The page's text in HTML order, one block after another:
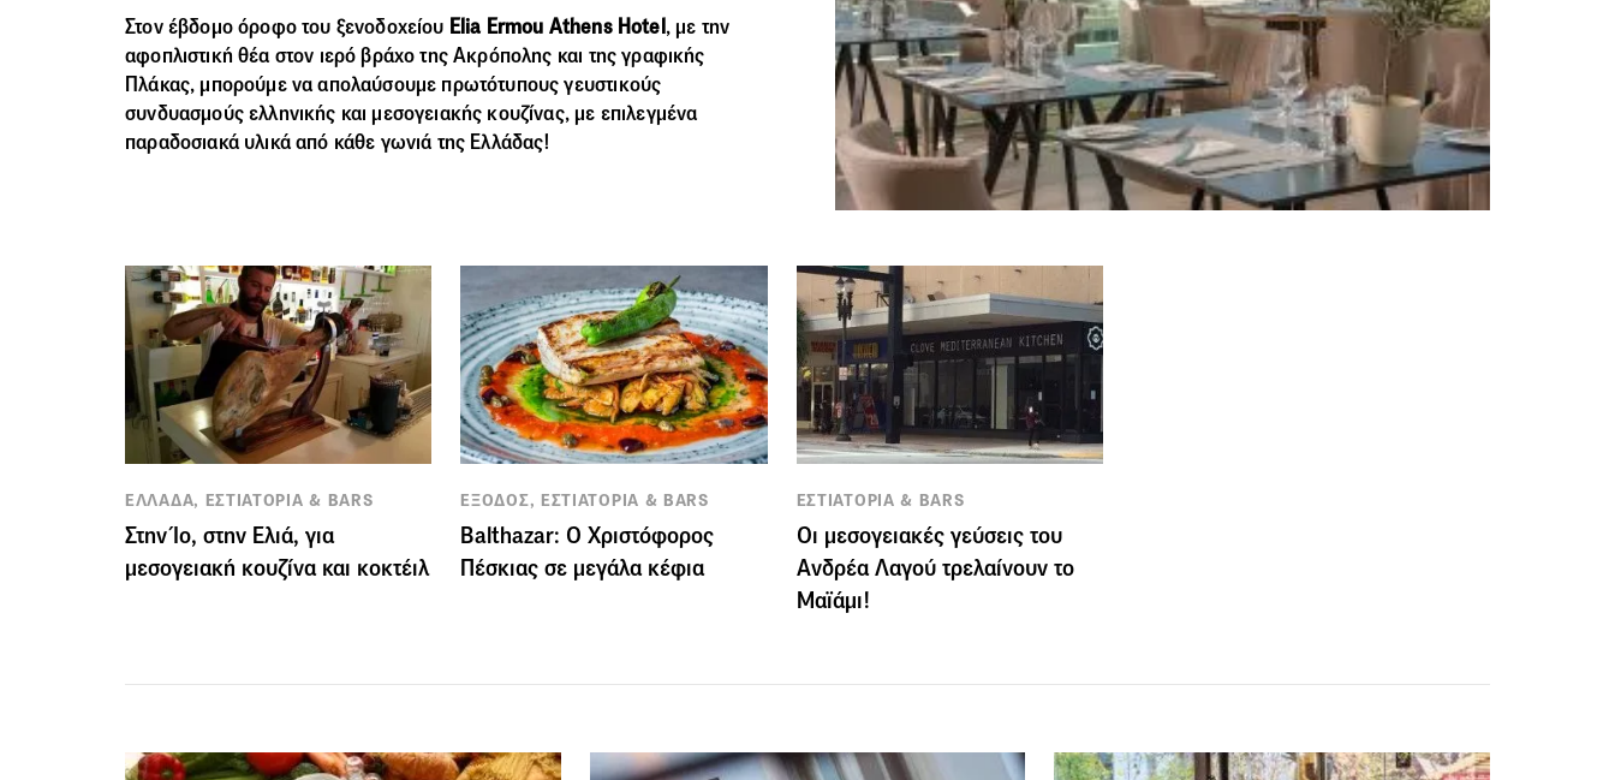
Στον έβδομο όροφο του ξενοδοχείου Elia Ermou Athens Hotel, με την
αφοπλιστική θέα στον ιερό βράχο της Ακρόπολης και της γραφικής
Πλάκας, μπορούμε να απολαύσουμε πρωτότυπους γευστικούς
συνδυασμούς ελληνικής και μεσογειακής κουζίνας, με επιλεγμένα
παραδοσιακά υλικά από κάθε γωνιά της Ελλάδας!
ΕΛΛΑΔΑ, ΕΣΤΙΑΤΟΡΙΑ & BARS
Στην Ίο, στην Ελιά, για
μεσογειακή κουζίνα και κοκτέιλ
ΕΞΟΔΟΣ, ΕΣΤΙΑΤΟΡΙΑ & BARS
Balthazar: Ο Χριστόφορος
Πέσκιας σε μεγάλα κέφια
ΕΣΤΙΑΤΟΡΙΑ & BARS
Οι μεσογειακές γεύσεις του
Ανδρέα Λαγού τρελαίνουν το
Μαϊάμι!